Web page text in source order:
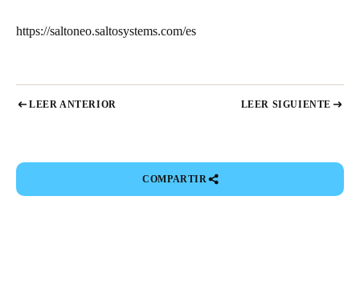
https://saltoneo.saltosystems.com/es
LEER ANTERIOR LEER SIGUIENTE
COMPARTIR